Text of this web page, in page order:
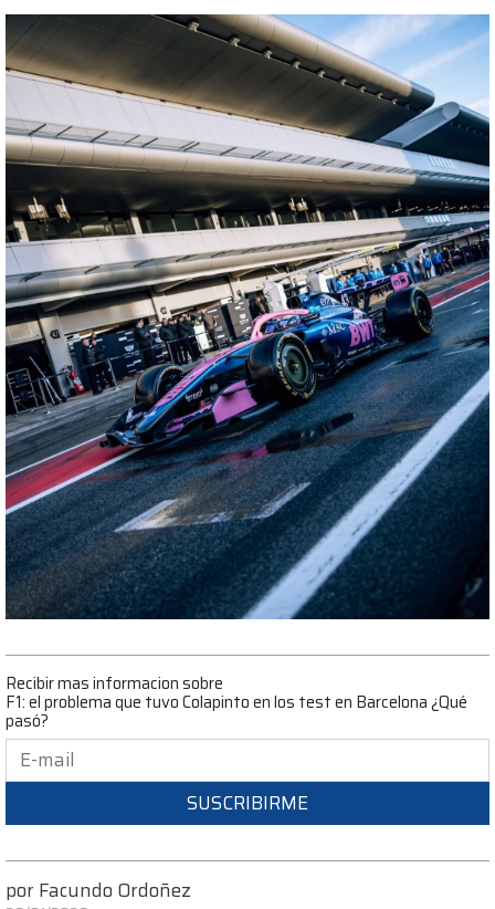
Recibir mas informacion sobre
F1: el problema que tuvo Colapinto en los test en Barcelona ¿Qué
pasó?
SUSCRIBIRME
por Facundo Ordoñez